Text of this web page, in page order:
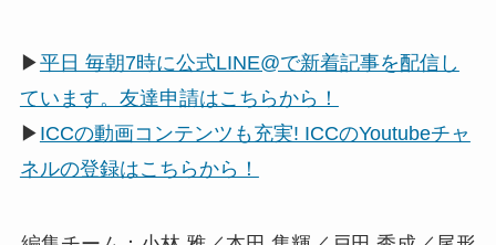
▶平日 毎朝7時に公式LINE@で新着記事を配信し
ています。友達申請はこちらから！
▶ ICCの動画コンテンツも充実! ICCのYoutubeチャ
ネルの登録はこちらから！